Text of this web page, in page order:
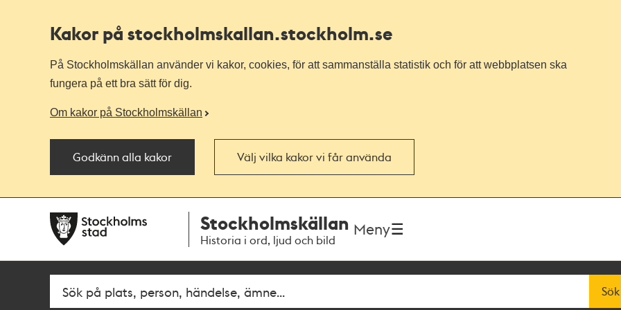
Kakor på stockholmskallan.stockholm.se
På Stockholmskällan använder vi kakor, cookies, för att sammanställa statistik och för att webbplatsen ska
fungera på ett bra sätt för dig.
Om kakor på Stockholmskällan
Godkänn alla kakor Välj vilka kakor vi får använda
navigationen
huvudinnehållet
Stockholmskällan
Historia i ord, ljud och bild
Meny
Fritextsök Sök